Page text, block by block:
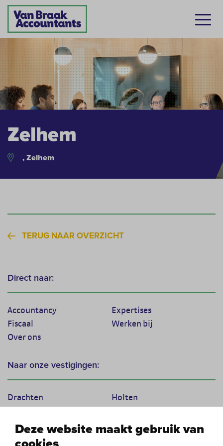
Deze website maakt gebruik van
Zelhem
, Zelhem
TERUG NAAR OVERZICHT
Direct naar:
Accountancy
Expertises
Fiscaal
Werken bij
Over ons
Naar onze vestigingen:
Drachten
Holten
Texel
Tiel
Veenendaal